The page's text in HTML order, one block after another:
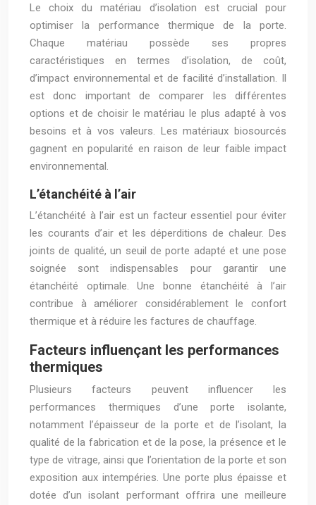
Le choix du matériau d’isolation est crucial pour
optimiser la performance thermique de la porte.
Chaque matériau possède ses propres
caractéristiques en termes d’isolation, de coût,
d’impact environnemental et de facilité d’installation. Il
est donc important de comparer les différentes
options et de choisir le matériau le plus adapté à vos
besoins et à vos valeurs. Les matériaux biosourcés
gagnent en popularité en raison de leur faible impact
environnemental.
L’étanchéité à l’air
L’étanchéité à l’air est un facteur essentiel pour éviter
les courants d’air et les déperditions de chaleur. Des
joints de qualité, un seuil de porte adapté et une pose
soignée sont indispensables pour garantir une
étanchéité optimale. Une bonne étanchéité à l’air
contribue à améliorer considérablement le confort
thermique et à réduire les factures de chauffage.
Facteurs influençant les performances
thermiques
Plusieurs facteurs peuvent influencer les
performances thermiques d’une porte isolante,
notamment l’épaisseur de la porte et de l’isolant, la
qualité de la fabrication et de la pose, la présence et le
type de vitrage, ainsi que l’orientation de la porte et son
exposition aux intempéries. Une porte plus épaisse et
dotée d’un isolant performant offrira une meilleure